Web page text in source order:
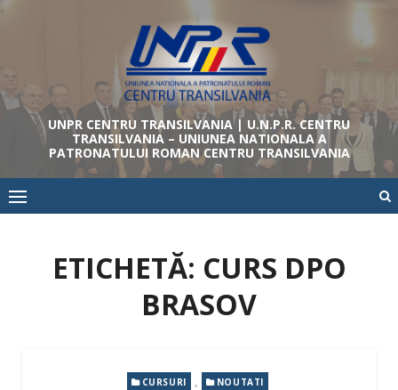
Skip
UNPR CENTRU TRANSILVANIA | U.N.P.R. CENTRU
TRANSILVANIA – UNIUNEA NATIONALA A
PATRONATULUI ROMAN CENTRU TRANSILVANIA
ETICHETĂ: CURS DPO
BRASOV
CURSURI , NOUTATI